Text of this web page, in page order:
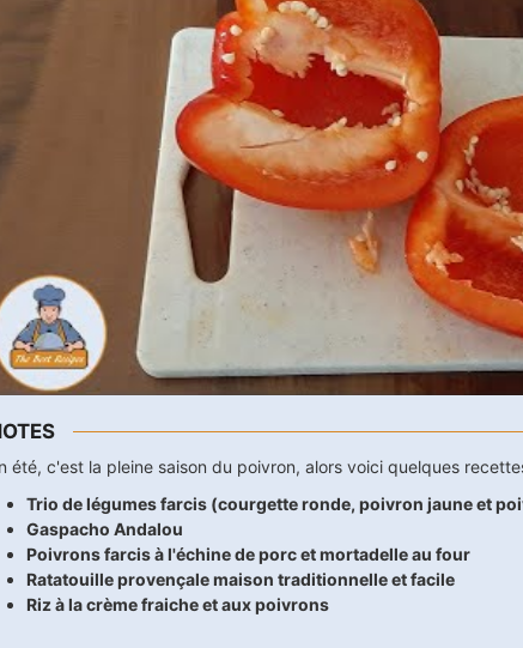
été, c'est la pleine saison du poivron, alors voici quelques
Trio de légumes farcis (courgette ronde, poivron jaune et
Gaspacho Andalou
Poivrons farcis à l'échine de porc et mortadelle au four
Ratatouille provençale maison traditionnelle et facile
Riz à la crème fraiche et aux poivrons